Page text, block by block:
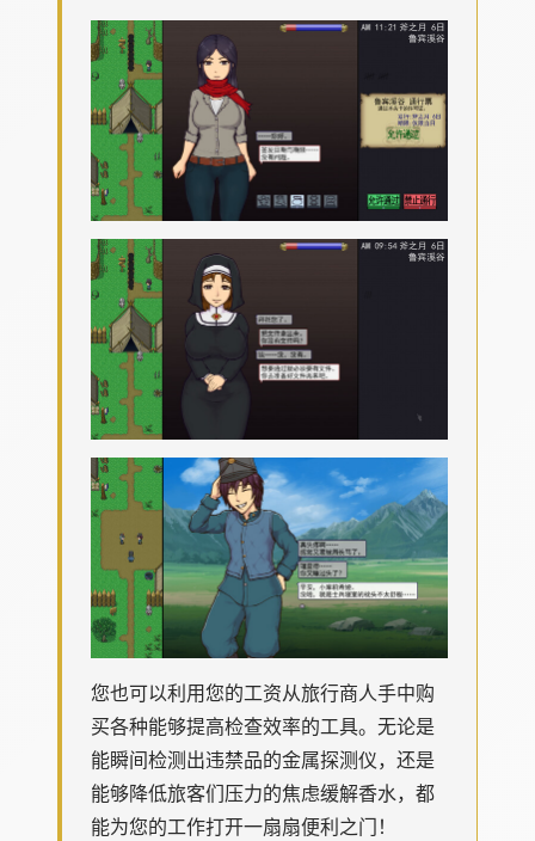
您也可以利用您的工资从旅行商人手中购
买各种能够提高检查效率的工具。无论是
能瞬间检测出违禁品的金属探测仪，还是
能够降低旅客们压力的焦虑缓解香水，都
能为您的工作打开一扇扇便利之门！